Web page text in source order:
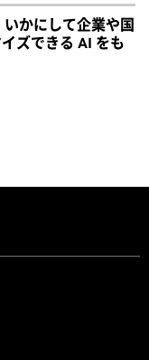
かにして企業や国
ズできる AI をも